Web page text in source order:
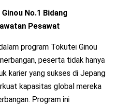
No.1 Bidang
Pesawat
program Tokutei Ginou
peserta tidak hanya
karier yang sukses di Jepang
kapasitas global mereka
Program ini